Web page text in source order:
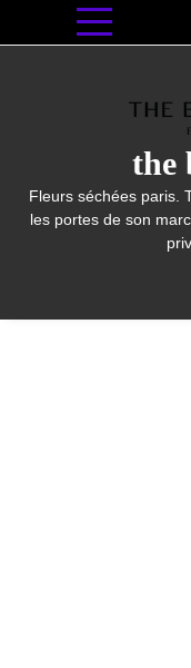
the
Fleurs séchées paris.
les portes de son